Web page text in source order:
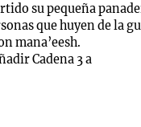
su pequeña
que huyen de la
mana’eesh.
Cadena 3 a